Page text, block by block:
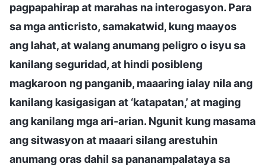
pagpapahirap at marahas na interogasyon. Para
sa mga anticristo, samakatwid, kung maayos
ang lahat, at walang anumang peligro o isyu sa
kanilang seguridad, at hindi posibleng
magkaroon ng panganib, maaaring ialay nila ang
kanilang kasigasigan at ‘katapatan,’ at maging
ang kanilang mga ari-arian. Ngunit kung masama
ang sitwasyon at maaari silang arestuhin
anumang oras dahil sa pananampalataya sa